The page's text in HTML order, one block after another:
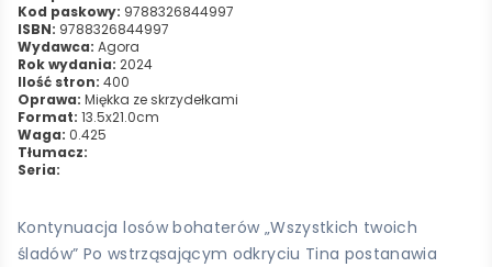
Kod paskowy: 9788326844997
ISBN: 9788326844997
Wydawca: Agora
Rok wydania: 2024
Ilość stron: 400
Oprawa: Miękka ze skrzydełkami
Format: 13.5x21.0cm
Waga: 0.425
Tłumacz:
Seria:
Kontynuacja losów bohaterów „Wszystkich twoich
śladów” Po wstrząsającym odkryciu Tina postanawia